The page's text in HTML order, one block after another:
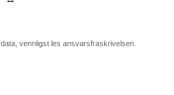
vennligst les ansvarsfraskrivelsen.